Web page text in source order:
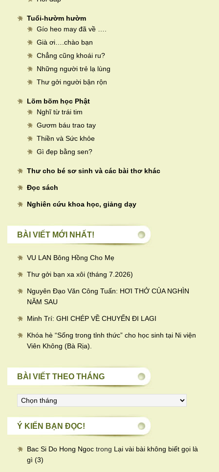
Tuổi-hườm hườm
Gío heo may đã về ….
Già ơi….chào bạn
Chẳng cũng khoái ru?
Những người trẻ lạ lùng
Thư gởi người bận rộn
Lõm bõm học Phật
Nghĩ từ trái tim
Gươm báu trao tay
Thiền và Sức khỏe
Gì đẹp bằng sen?
Thư cho bé sơ sinh và các bài thơ khác
Đọc sách
Nghiên cứu khoa học, giảng dạy
BÀI VIẾT MỚI NHẤT!
VU LAN Bông Hồng Cho Mẹ
Thư gởi bạn xa xôi (tháng 7.2026)
Nguyên Đạo Văn Công Tuấn: HƠI THỞ CỦA NGHÌN
NĂM SAU
Minh Trí: GHI CHÉP VỀ CHUYẾN ĐI LAGI
Khóa hè “Sống trong tỉnh thức” cho học sinh tại Ni viện
Viên Không (Bà Rịa).
BÀI VIẾT THEO THÁNG
viết
theo
thángÝ KIẾN BẠN ĐỌC!
Bac Si Do Hong Ngoc trong Lại vài bài không biết gọi là
gì (3)